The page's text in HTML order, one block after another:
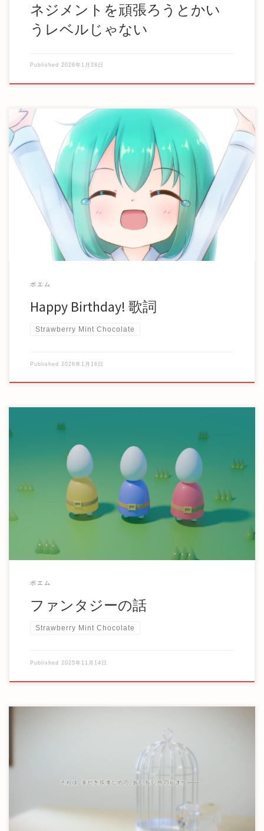
ネジメントを頑張ろうとかい
うレベルじゃない
Published 2026年1月28日
キラキラ 飾り付けして ドキドキ サプライズもして みんなで
お泊りしよう 朝までしよう ピカピカ […]
ポエム
Happy Birthday! 歌詞
Strawberry Mint Chocolate
Published 2026年1月16日
それはただのファンタジーで 現実とは程遠い絵空事で 期待
すればするほど後悔してしまう 中身のない空虚 […]
ポエム
ファンタジーの話
Strawberry Mint Chocolate
Published 2025年11月14日
（※恥ずかしくなったら消します） やっと自分は今日を迎
えることができる。 大したことのない話かもしれ […]